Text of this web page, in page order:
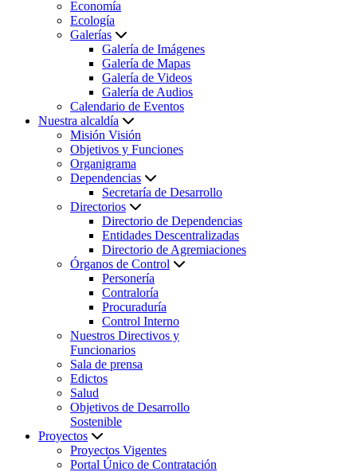
Economía
Ecología
Galerías
Galería de Imágenes
Galería de Mapas
Galería de Videos
Galería de Audios
Calendario de Eventos
Nuestra alcaldía
Misión Visión
Objetivos y Funciones
Organigrama
Dependencias
Secretaría de Desarrollo
Directorios
Directorio de Dependencias
Entidades Descentralizadas
Directorio de Agremiaciones
Órganos de Control
Personería
Contraloría
Procuraduría
Control Interno
Nuestros Directivos y
Funcionarios
Sala de prensa
Edictos
Salud
Objetivos de Desarrollo
Sostenible
Proyectos
Proyectos Vigentes
Portal Único de Contratación